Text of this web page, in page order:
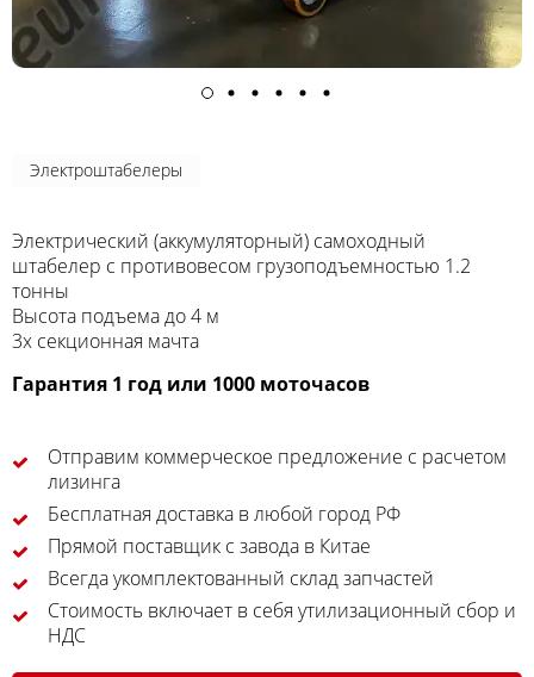
Электроштабелеры
Электрический (аккумуляторный) самоходный
штабелер с противовесом грузоподъемностью 1.2
тонны
Высота подъема до 4 м
3х секционная мачта
Гарантия 1 год или 1000 моточасов
Отправим коммерческое предложение с расчетом
лизинга
Бесплатная доставка в любой город РФ
Прямой поставщик с завода в Китае
Всегда укомплектованный склад запчастей
Стоимость включает в себя утилизационный сбор и
НДС